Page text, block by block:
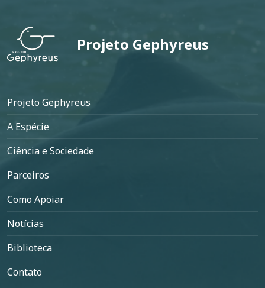
Projeto Gephyreus
Rodapé
Projeto Gephyreus
A Espécie
Ciência e Sociedade
Parceiros
Como Apoiar
Notícias
Biblioteca
Contato